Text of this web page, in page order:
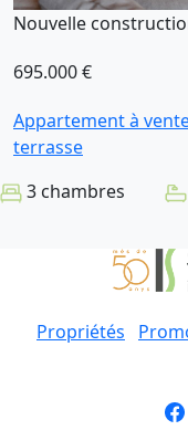
Nouvelle
695.000 €
Appartement à
terrasse
3 chambres
Propriétés